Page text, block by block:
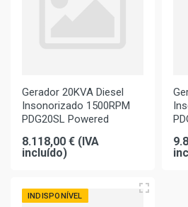
Gerador 20KVA Diesel
Insonorizado 1500RPM
PDG20SL Powered
8.118,00 € (IVA
incluído)
INDISPONÍVEL